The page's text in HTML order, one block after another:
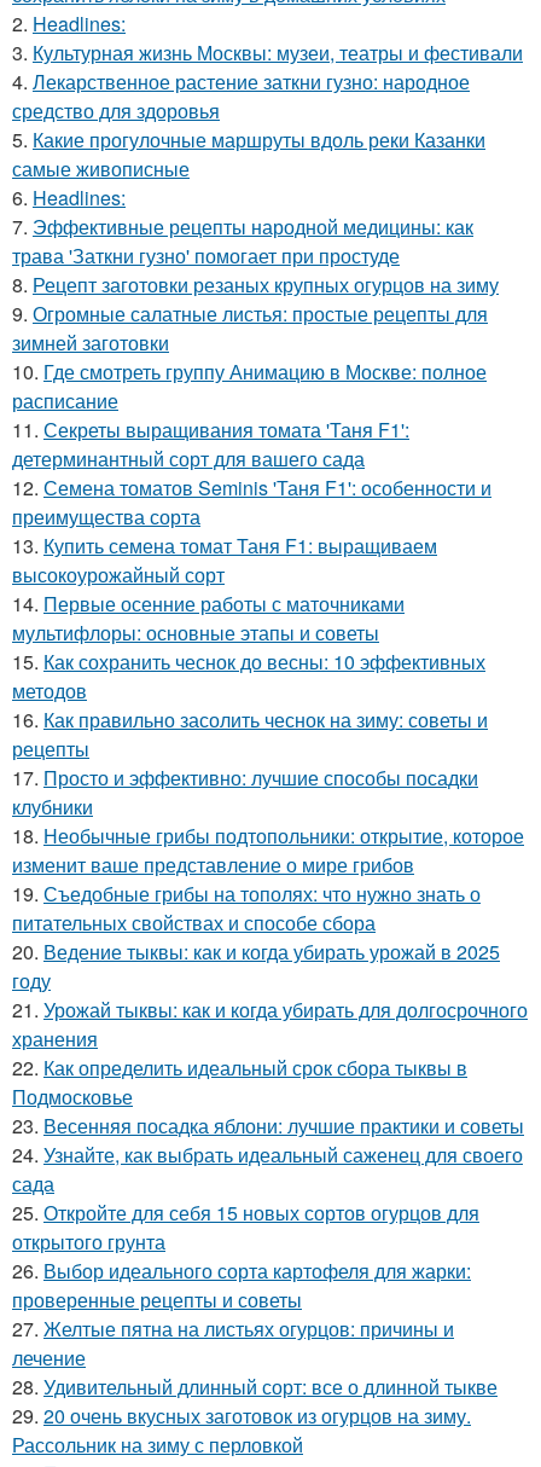
2. Headlines:
3. Культурная жизнь Москвы: музеи, театры и фестивали
4. Лекарственное растение заткни гузно: народное
средство для здоровья
5. Какие прогулочные маршруты вдоль реки Казанки
самые живописные
6. Headlines:
7. Эффективные рецепты народной медицины: как
трава 'Заткни гузно' помогает при простуде
8. Рецепт заготовки резаных крупных огурцов на зиму
9. Огромные салатные листья: простые рецепты для
зимней заготовки
10. Где смотреть группу Анимацию в Москве: полное
расписание
11. Секреты выращивания томата 'Таня F1':
детерминантный сорт для вашего сада
12. Семена томатов Seminis 'Таня F1': особенности и
преимущества сорта
13. Купить семена томат Таня F1: выращиваем
высокоурожайный сорт
14. Первые осенние работы с маточниками
мультифлоры: основные этапы и советы
15. Как сохранить чеснок до весны: 10 эффективных
методов
16. Как правильно засолить чеснок на зиму: советы и
рецепты
17. Просто и эффективно: лучшие способы посадки
клубники
18. Необычные грибы подтопольники: открытие, которое
изменит ваше представление о мире грибов
19. Съедобные грибы на тополях: что нужно знать о
питательных свойствах и способе сбора
20. Ведение тыквы: как и когда убирать урожай в 2025
году
21. Урожай тыквы: как и когда убирать для долгосрочного
хранения
22. Как определить идеальный срок сбора тыквы в
Подмосковье
23. Весенняя посадка яблони: лучшие практики и советы
24. Узнайте, как выбрать идеальный саженец для своего
сада
25. Откройте для себя 15 новых сортов огурцов для
открытого грунта
26. Выбор идеального сорта картофеля для жарки:
проверенные рецепты и советы
27. Желтые пятна на листьях огурцов: причины и
лечение
28. Удивительный длинный сорт: все о длинной тыкве
29. 20 очень вкусных заготовок из огурцов на зиму.
Рассольник на зиму с перловкой